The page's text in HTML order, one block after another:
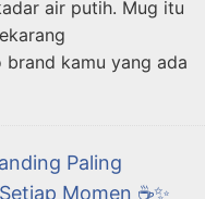
air putih. Mug itu
brand kamu yang ada
Paling
Momen ☕✨